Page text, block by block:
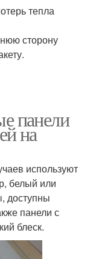
тепла
сторону
панели
на
используют
белый или
доступны
панели с
блеск.